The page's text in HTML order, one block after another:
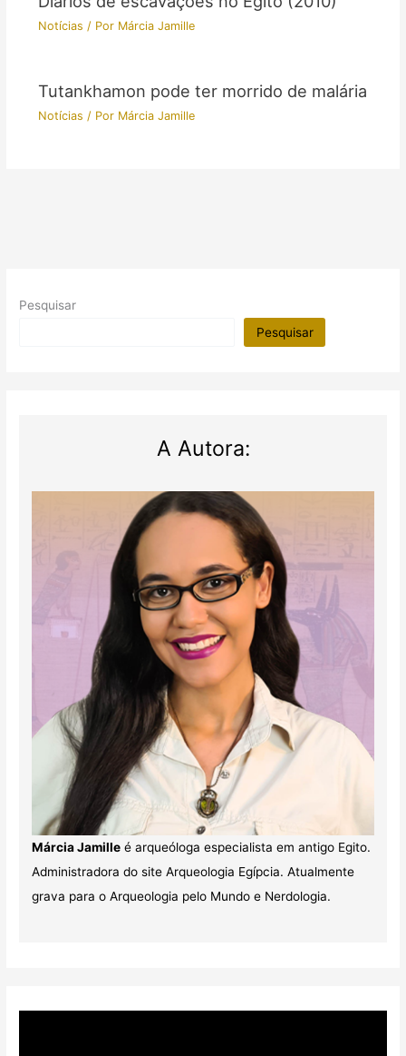
Notícias / Por Márcia Jamille
Tutankhamon pode ter morrido de malária
Notícias / Por Márcia Jamille
Pesquisar
Pesquisar
A Autora:
Márcia Jamilleé arqueóloga especialista em antigo Egito.
Administradora do site Arqueologia Egípcia. Atualmente
grava para o Arqueologia pelo Mundo e Nerdologia.